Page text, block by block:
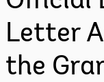
Letter
the